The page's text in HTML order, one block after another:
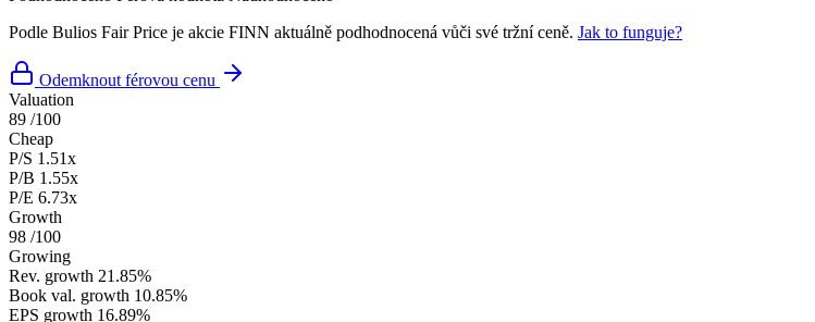
Podle Bulios Fair Price je akcie FINN aktuálně podhodnocená vůči své tržní ceně. Jak to funguje?
Odemknout férovou cenu
Valuation
89 /100
Cheap
P/S 1.51x
P/B 1.55x
P/E 6.73x
Growth
98 /100
Growing
Rev. growth 21.85%
Book val. growth 10.85%
EPS growth 16.89%